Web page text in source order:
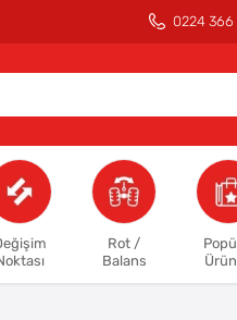
0224 366
Rot /
Balans